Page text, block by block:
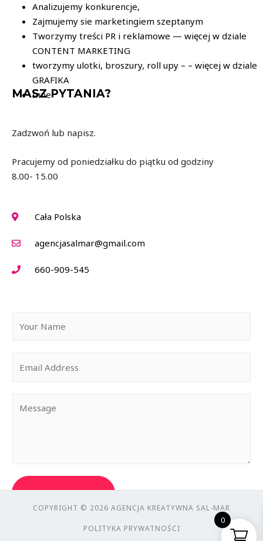
Analizujemy konkurencje,
Zajmujemy sie marketingiem szeptanym
Tworzymy treści PR i reklamowe — więcej w dziale
CONTENT MARKETING
tworzymy ulotki, broszury, roll upy – – więcej w dziale
GRAFIKA
Inne
MASZ PYTANIA?
Zadzwoń lub napisz.
Pracujemy od poniedziałku do piątku od godziny
8.00- 15.00
Cała Polska
agencjasalmar@gmail.com
660-909-545
SEND MESSAGE
COPYRIGHT © 2026 AGENCJA KREATYWNA SAL-MAR
POLITYKA PRYWATNOŚCI
0